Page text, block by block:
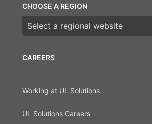
CAREERS
Working at UL Solutions
UL Solutions Careers
CHOOSE A REGION
Choose a region